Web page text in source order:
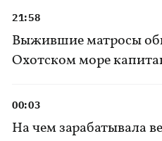
Выжившие матросы
Охотском море
21:58
На чем зарабатывала
00:03